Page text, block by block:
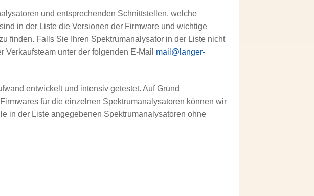
und entsprechenden Schnittstellen, welche
in der Liste die Versionen der Firmware und wichtige
finden. Falls Sie Ihren Spektrumanalysator in der Liste nicht
unter der folgenden E-Mail mail@langer-
entwickelt und intensiv getestet. Auf Grund
für die einzelnen Spektrumanalysatoren können wir
in der Liste angegebenen Spektrumanalysatoren ohne